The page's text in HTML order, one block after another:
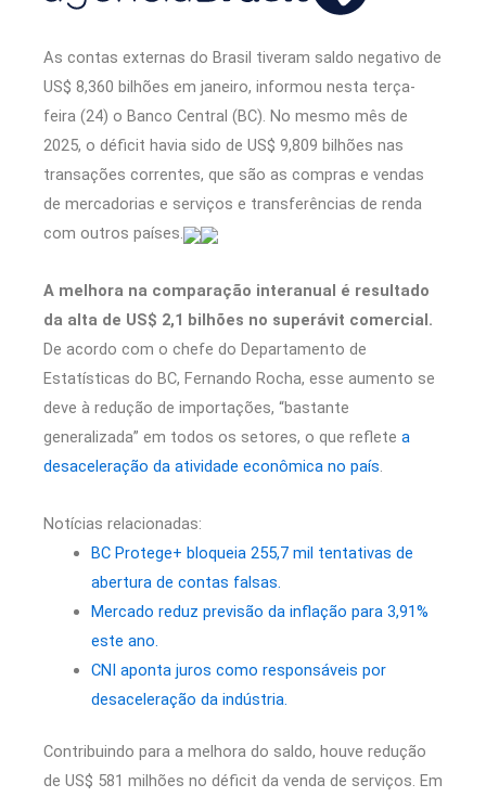
As contas externas do Brasil tiveram saldo negativo de
US$ 8,360 bilhões em janeiro, informou nesta terça-
feira (24) o Banco Central (BC). No mesmo mês de
2025, o déficit havia sido de US$ 9,809 bilhões nas
transações correntes, que são as compras e vendas
de mercadorias e serviços e transferências de renda
com outros países.
A melhora na comparação interanual é resultado
da alta de US$ 2,1 bilhões no superávit comercial.
De acordo com o chefe do Departamento de
Estatísticas do BC, Fernando Rocha, esse aumento se
deve à redução de importações, “bastante
generalizada” em todos os setores, o que reflete a
desaceleração da atividade econômica no país.
Notícias relacionadas:
BC Protege+ bloqueia 255,7 mil tentativas de
abertura de contas falsas.
Mercado reduz previsão da inflação para 3,91%
este ano.
CNI aponta juros como responsáveis por
desaceleração da indústria.
Contribuindo para a melhora do saldo, houve redução
de US$ 581 milhões no déficit da venda de serviços. Em